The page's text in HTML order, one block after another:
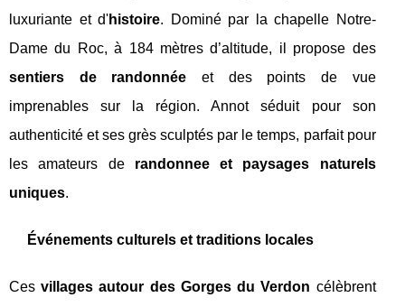
luxuriante et d'histoire. Dominé par la chapelle Notre-
Dame du Roc, à 184 mètres d’altitude, il propose des
sentiers de randonnée et des points de vue
imprenables sur la région. Annot séduit pour son
authenticité et ses grès sculptés par le temps, parfait pour
les amateurs de randonnee et paysages naturels
uniques.
Événements culturels et traditions locales
Cesvillages autour des Gorges du Verdon célèbrent